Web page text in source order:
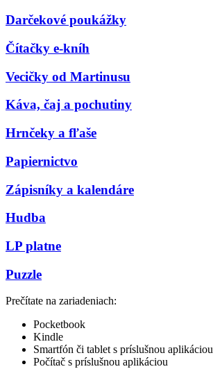
Darčekové poukážky
Čítačky e-kníh
Vecičky od Martinusu
Káva, čaj a pochutiny
Hrnčeky a fľaše
Papiernictvo
Zápisníky a kalendáre
Hudba
LP platne
Puzzle
Prečítate na zariadeniach:
Pocketbook
Kindle
Smartfón či tablet s príslušnou aplikáciou
Počítač s príslušnou aplikáciou